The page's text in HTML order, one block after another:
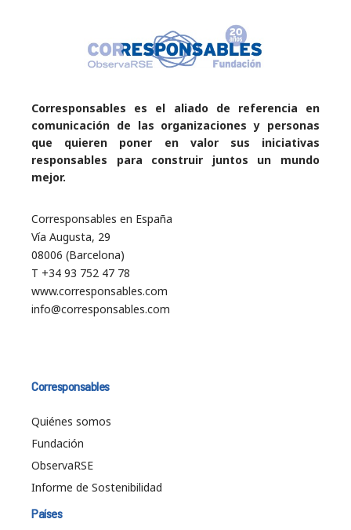
Corresponsables es el aliado de referencia en
comunicación de las organizaciones y personas
que quieren poner en valor sus iniciativas
responsables para construir juntos un mundo
mejor.
Corresponsables en España
Vía Augusta, 29
08006 (Barcelona)
T +34 93 752 47 78
www.corresponsables.com
info@corresponsables.com
Corresponsables
Quiénes somos
Fundación
ObservaRSE
Informe de Sostenibilidad
Países